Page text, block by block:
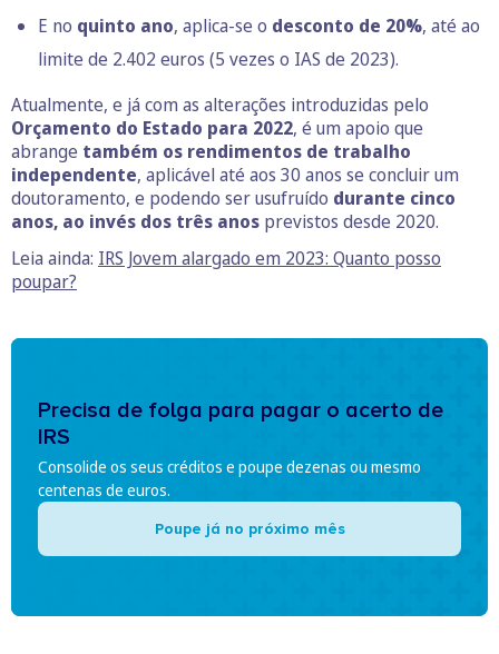
E no quinto ano, aplica-se o desconto de 20%, até ao
limite de 2.402 euros (5 vezes o IAS de 2023).
Atualmente, e já com as alterações introduzidas pelo
Orçamento do Estado para 2022, é um apoio que
abrange também os rendimentos de trabalho
independente, aplicável até aos 30 anos se concluir um
doutoramento, e podendo ser usufruído durante cinco
anos, ao invés dos três anos previstos desde 2020.
Leia ainda: IRS Jovem alargado em 2023: Quanto posso
poupar?
Precisa de folga para pagar o acerto de
IRS
Consolide os seus créditos e poupe dezenas ou mesmo
centenas de euros.
Poupe já no próximo mês